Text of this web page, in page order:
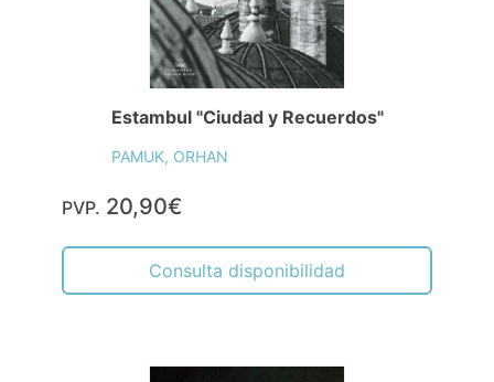
Estambul "Ciudad y Recuerdos"
PAMUK, ORHAN
PVP. 20,90€
Consulta disponibilidad